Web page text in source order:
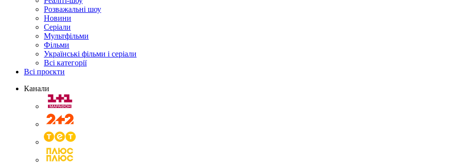
Розважальні шоу
Новини
Серіали
Мультфільми
Фільми
Українські фільми і серіали
Всі категорії
Всі проєкти
Канали